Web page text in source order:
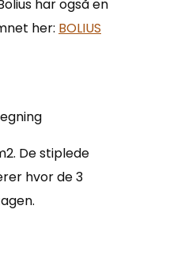
har også en
her: BOLIUS
De stiplede
hvor de 3